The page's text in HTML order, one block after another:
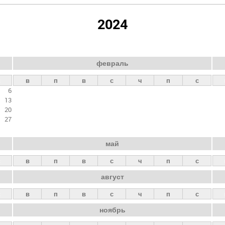
2024
6
13
20
27
февраль
в п в с ч п с
май
в п в с ч п с
август
в п в с ч п с
ноябрь